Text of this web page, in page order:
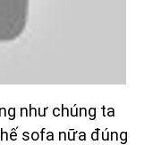
như chúng ta
sofa nữa đúng